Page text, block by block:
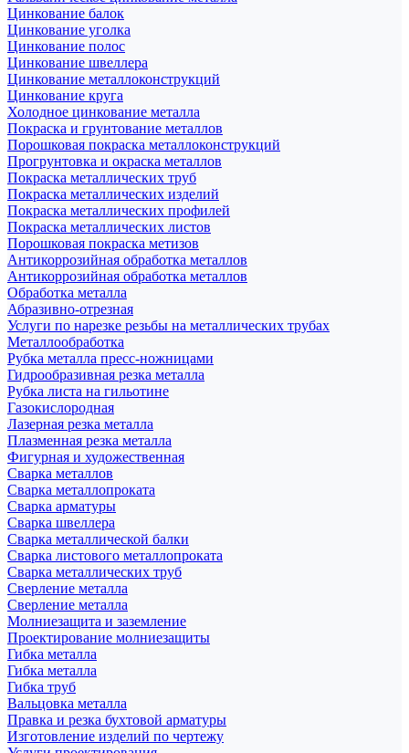
Цинкование балок
Цинкование уголка
Цинкование полос
Цинкование швеллера
Цинкование металлоконструкций
Цинкование круга
Холодное цинкование металла
Покраска и грунтование металлов
Порошковая покраска металлоконструкций
Прогрунтовка и окраска металлов
Покраска металлических труб
Покраска металлических изделий
Покраска металлических профилей
Покраска металлических листов
Порошковая покраска метизов
Антикоррозийная обработка металлов
Антикоррозийная обработка металлов
Обработка металла
Абразивно-отрезная
Услуги по нарезке резьбы на металлических трубах
Металлообработка
Рубка металла пресс-ножницами
Гидрообразивная резка металла
Рубка листа на гильотине
Газокислородная
Лазерная резка металла
Плазменная резка металла
Фигурная и художественная
Сварка металлов
Сварка металлопроката
Сварка арматуры
Сварка швеллера
Сварка металлической балки
Сварка листового металлопроката
Сварка металлических труб
Сверление металла
Сверление металла
Молниезащита и заземление
Проектирование молниезащиты
Гибка металла
Гибка металла
Гибка труб
Вальцовка металла
Правка и резка бухтовой арматуры
Изготовление изделий по чертежу